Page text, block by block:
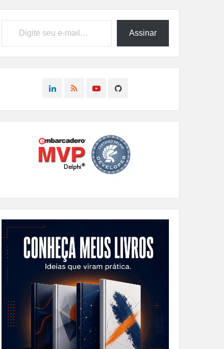
Digite seu e-mail…
Assinar
CONNECT
LINKEDIN
CONNECT
RSS
CONNECT
YOUTUBEGITHUB